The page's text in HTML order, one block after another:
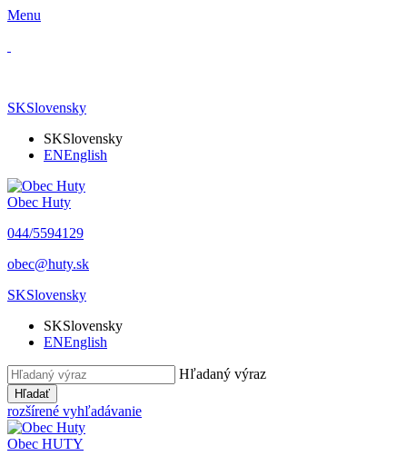
Menu
SKSlovensky
SKSlovensky
ENEnglish
Obec Huty
​044/5594129
​obec@huty.sk
SKSlovensky
SKSlovensky
ENEnglish
Hľadaný výraz
Hľadať
rozšírené vyhľadávanie
Obec HUTY